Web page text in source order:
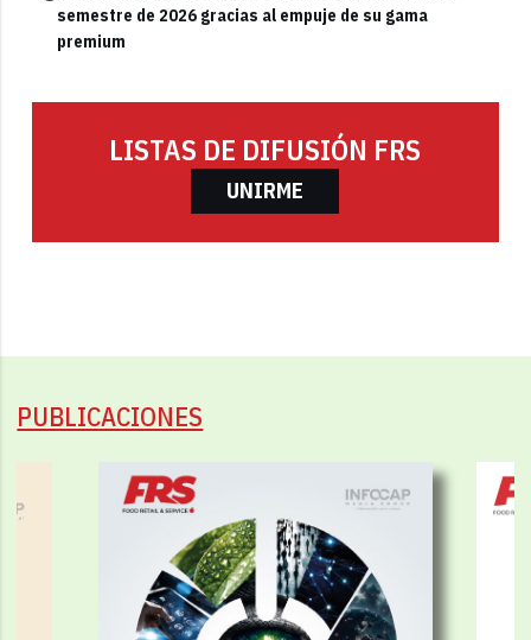
semestre de 2026 gracias al empuje de su gama
premium
LISTAS DE DIFUSIÓN FRS
UNIRME
PUBLICACIONES